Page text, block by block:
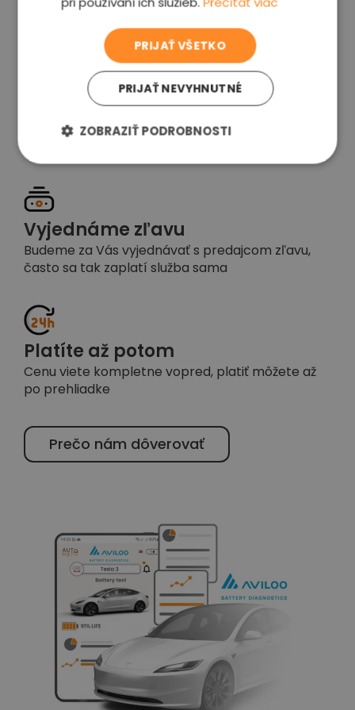
voľba
Garancia spokojnosti
Pokiaľ nebudete s našou prácou spokojní,
Vyjednáme zľavu
Budeme za Vás vyjednávať s predajcom zľavu,
často sa tak zaplatí služba sama
Platíte až potom
Cenu viete kompletne vopred, platiť môžete až
po prehliadke
Prečo nám dôverovať
PRIJAŤ VŠETKO
PRIJAŤ NEVYHNUTNÉ
ZOBRAZIŤ PODROBNOSTI